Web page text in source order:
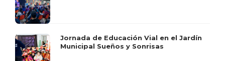
Jornada de Educación Vial en el Jardín
Municipal Sueños y Sonrisas